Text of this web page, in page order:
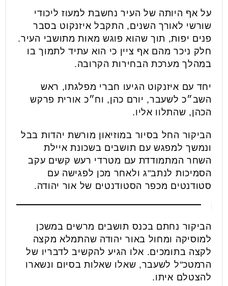
על אף היותה של העיר נחשבת למעוז ליכודי
שורשי לאורך השנים, התקבל איזנקוט בסבר
פנים יפות, תוך שהוא פוגש מאות מתושבי העיר.
חלק ניכר מהם אף ציין כי הוא עתיד לתמוך בו
במהלך מערכת הבחירות הקרובה.
יחד עם איזנקוט הגיעו חברי מפלגתו, ראש
השב״כ לשעבר, יורם כהן, וח״כ אורית פרקש
הכהן, שהתלוו אליו.
הביקור החל בסיור במוזיאון מורשת יהדות בבל
ונמשך למפגש עם תושבים בשכונת איילת
השחר המתמודדת עם מטרדי רעש קשים עקב
הסמיכות לנתב"ג ולאחר מכן לפגישה עם
סטודנטים מכפר הסטודנטים של אור יהודה.
הביקור נחתם בכנס תושבים מרשים במשכן
למוסיקה ומחול באור יהודה שהתמלא מקצה
לקצה בתומכים. אלו הגיע להקשיב לדבריו של
הרמטכ"ל לשעבר, שאלו שאלות בסיום ונשארו
להצטלם איתו.